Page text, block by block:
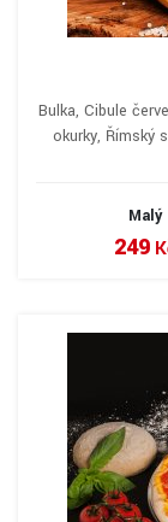
Bulka, Cibule
okurky, Římský
Malý
249